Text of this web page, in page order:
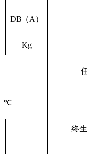
DB （A ）
Kg
℃
终